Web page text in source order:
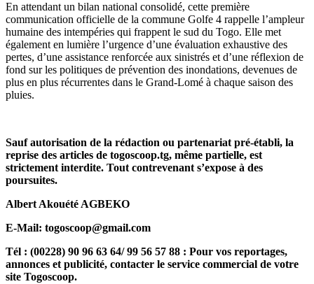
En attendant un bilan national consolidé, cette première
communication officielle de la commune Golfe 4 rappelle l’ampleur
humaine des intempéries qui frappent le sud du Togo. Elle met
également en lumière l’urgence d’une évaluation exhaustive des
pertes, d’une assistance renforcée aux sinistrés et d’une réflexion de
fond sur les politiques de prévention des inondations, devenues de
plus en plus récurrentes dans le Grand-Lomé à chaque saison des
pluies.
Sauf autorisation de la rédaction ou partenariat pré-établi, la
reprise des articles de togoscoop.tg, même partielle, est
strictement interdite. Tout contrevenant s’expose à des
poursuites.
Albert Akouété AGBEKO
E-Mail: togoscoop@gmail.com
Tél : (00228) 90 96 63 64/ 99 56 57 88 : Pour vos reportages,
annonces et publicité, contacter le service commercial de votre
site Togoscoop.